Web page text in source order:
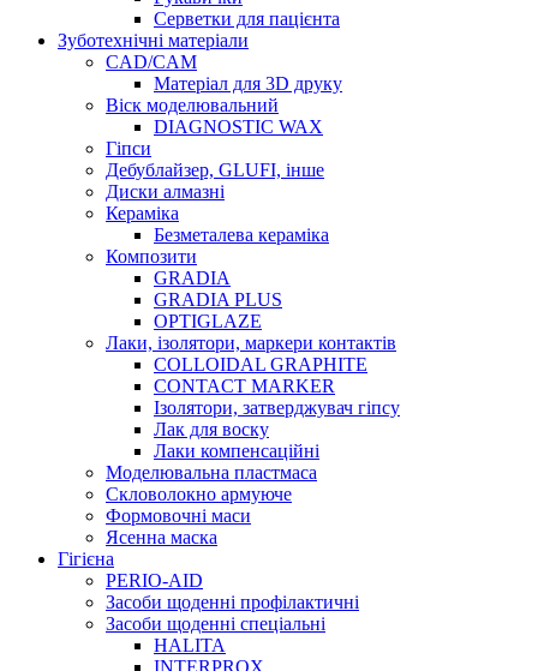
Серветки для пацієнта
Зуботехнічні матеріали
CAD/CAM
Матеріал для 3D друку
Віск моделювальний
DIAGNOSTIC WAX
Гіпси
Дебублайзер, GLUFI, інше
Диски алмазні
Кераміка
Безметалева кераміка
Композити
GRADIA
GRADIA PLUS
OPTIGLAZE
Лаки, ізолятори, маркери контактів
COLLOIDAL GRAPHITE
CONTACT MARKER
Ізолятори, затверджувач гіпсу
Лак для воску
Лаки компенсаційні
Моделювальна пластмаса
Скловолокно армуюче
Формовочні маси
Ясенна маска
Гігієна
PERIO-AID
Засоби щоденні профілактичні
Засоби щоденні спеціальні
HALITA
INTERPROX